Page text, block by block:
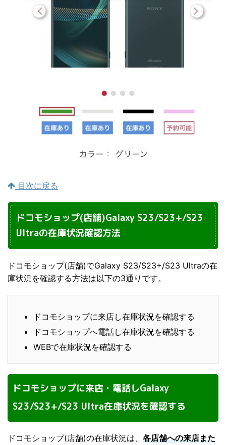
目次に戻る
ドコモショップ(店舗)Galaxy S23/S23+/S23
Ultraの在庫状況確認方法
ドコモショップ(店舗)でGalaxy S23/S23+/S23 Ultraの在
庫状況を確認する方法は以下の3通りです。
ドコモショップに来店し在庫状況を確認する
ドコモショップへ電話し在庫状況を確認する
WEBで在庫状況を確認する
ドコモショップに来店・電話しGalaxy
S23/S23+/S23 Ultra在庫状況を確認する
ドコモショップ(店舗)の在庫状況は、 各店舗への来店また